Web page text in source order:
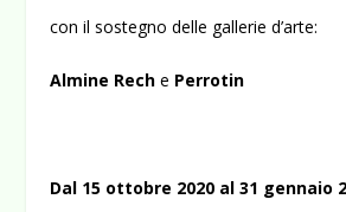
con il sostegno delle gallerie d’arte:
Almine Rech e Perrotin
Dal 15 ottobre 2020 al 31 gennaio